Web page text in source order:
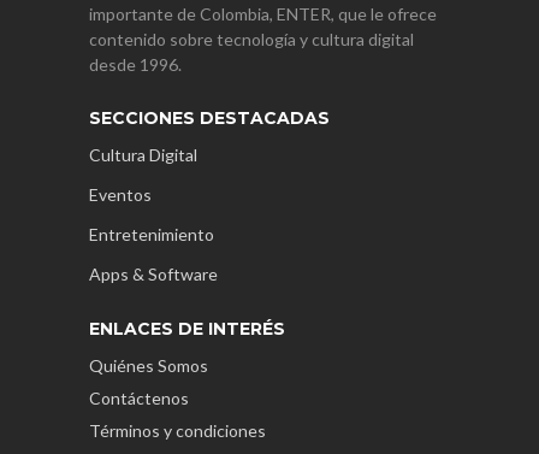
importante de Colombia, ENTER, que le ofrece
contenido sobre tecnología y cultura digital
desde 1996.
SECCIONES DESTACADAS
Cultura Digital
Eventos
Entretenimiento
Apps & Software
ENLACES DE INTERÉS
Quiénes Somos
Contáctenos
Términos y condiciones